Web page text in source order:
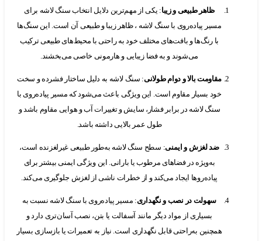
ظاهر طبیعی و زیبا: یکی از مهم‌ترین دلایل انتخاب سنگ لاشه برای
مسیر پیاده‌روی با سنگ لاشه ، ظاهر زیبا و طبیعی آن است. این سنگ‌ها
با رنگ‌ها و بافت‌های مختلف خود به راحتی با محیط‌های طبیعی ترکیب
می‌شوند و به فضا زیبایی و هارمونی خاصی می‌بخشند.
مقاومت بالا و دوام طولانی: سنگ لاشه به دلیل ساختار فشرده و سخت
خود بسیار مقاوم است. این ویژگی باعث می‌شود که مسیر پیاده‌روی با
سنگ لاشه در برابر فشار، سایش و تغییرات آب و هوایی مقاوم باشد و
طول عمر بالایی داشته باشد.
ضد لغزش و ایمنی: سطح سنگ لاشه به‌طور طبیعی غیرلغزنده است،
به‌ویژه در فضاهای مرطوب یا بارانی. این ویژگی ایمنی بیشتر برای
پیاده‌روها ایجاد می‌کند و از خطرات ناشی از لغزش جلوگیری می‌کند.
سهولت در نصب و نگهداری : مسیر پیاده‌روی با سنگ لاشه نسبت به
بسیاری از مواد دیگر مانند آسفالت یا بتن، نصب آسان‌تری دارد و
همچنین به‌راحتی قابل نگهداری است. نیاز به تعمیرات یا بازسازی بسیار